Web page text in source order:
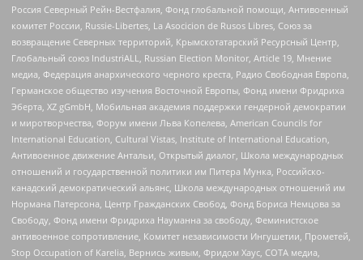
Россия Северный Рейн-Вестфалия, Фонд глобальной помощи, Антивоенный
комитет России, Russie-Libertes, La Asocicion de Rusos Libres, Союз за
возвращение Северных территорий, Крымскотатарский Ресурсный Центр,
Глобальный союз IndustriALL, Russian Election Monitor, Article 19, Мнение
медиа, Федерация анархического черного креста, Радио Свободная Европа,
Германское общество изучения Восточной Европы, Фонд имени Фридриха
Эберта, XZ gGmbH, Мобильная академия поддержки гендерной демократии
и миротворчества, Форум имени Льва Копелева, American Councils for
International Education, Cultural Vistas, Institute of International Education,
Антивоенное движение Антальи, Открытый диалог, Школа международных
отношений и государственной политики им Питера Мунка, Российско-
канадский демократический альянс, Школа международных отношений им
Нормана Патерсона, Центр Гражданских Свобод, Фонд Бориса Немцова за
Свободу, Фонд имени Фридриха Науманна за свободу, Феминистское
антивоенное сопротивление, Комитет независимости Ингушетии, Прометей,
Stop Occupation of Karelia, Вернись живым, Фридом Хаус, СОТА медиа,